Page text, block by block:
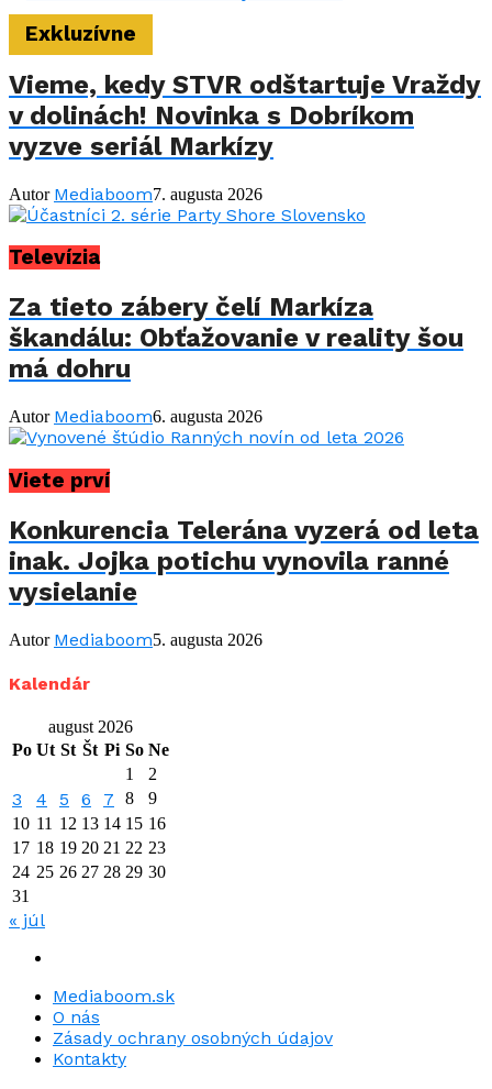
Exkluzívne
Vieme, kedy STVR odštartuje Vraždy
v dolinách! Novinka s Dobríkom
vyzve seriál Markízy
Autor Mediaboom7. augusta 2026
Televízia
Za tieto zábery čelí Markíza
škandálu: Obťažovanie v reality šou
má dohru
Autor Mediaboom6. augusta 2026
Viete prví
Konkurencia Telerána vyzerá od leta
inak. Jojka potichu vynovila ranné
vysielanie
Autor Mediaboom5. augusta 2026
Kalendár
august 2026
Po Ut St Št Pi So Ne
1
2
3 4 5 6 7 8
9
10 11 12 13 14 15 16
17 18 19 20 21 22 23
24 25 26 27 28 29 30
31
« júl
Mediaboom.sk
O nás
Zásady ochrany osobných údajov
Kontakty